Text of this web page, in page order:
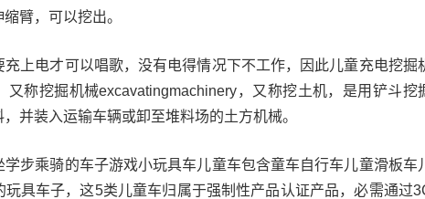
臂，可以挖出。
充上电才可以唱歌，没有电得情况下不工作，因此儿童充电挖掘
又称挖掘机械excavatingmachinery，又称挖土机，是用铲斗挖
并装入运输车辆或卸至堆料场的土方机械。
学步乘骑的车子游戏小玩具车儿童车包含童车自行车儿童滑板车
具车子，这5类儿童车归属于强制性产品认证产品，必需通过